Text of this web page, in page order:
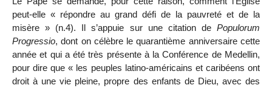
peut-elle « répondre au grand défi de la pauvreté et de la
misère » (n.4). Il s’appuie sur une citation de Populorum
Progressio, dont on célèbre le quarantième anniversaire cette
année et qui a été très présente à la Conférence de Medellin,
pour dire que « les peuples latino-américains et caribéens ont
droit à une vie pleine, propre des enfants de Dieu, avec des